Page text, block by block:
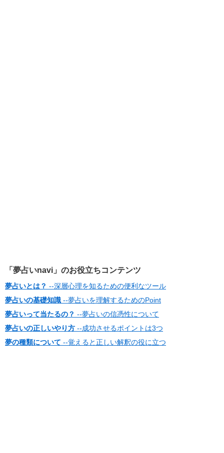
「夢占いnavi」のお役立ちコンテンツ
夢占いとは？ --深層心理を知るための便利なツール
夢占いの基礎知識 --夢占いを理解するためのPoint
夢占いって当たるの？ --夢占いの信憑性について
夢占いの正しいやり方 --成功させるポイントは3つ
夢の種類について --覚えると正しい解釈の役に立つ